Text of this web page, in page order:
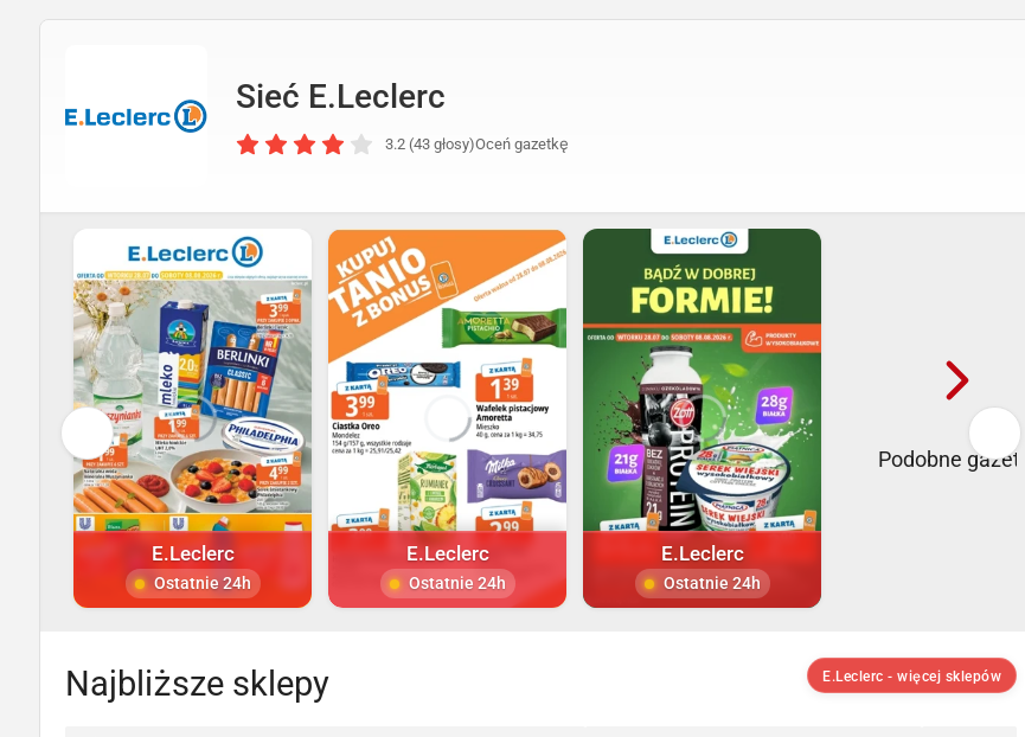
Sieć E.Leclerc
3.2 (43 głosy)Oceń gazetkę
E.Leclerc
Ostatnie 24h
E.Leclerc
Ostatnie 24h
E.Leclerc
Ostatnie 24h
Podobne gazetki
Najbliższe sklepy E.Leclerc - więcej sklepów